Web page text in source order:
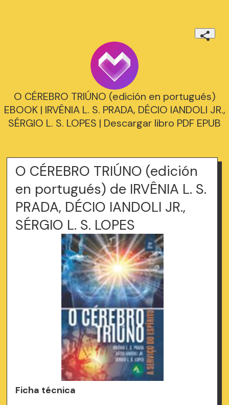
O CÉREBRO TRIÚNO (edición en portugués)
EBOOK | IRVÊNIA L. S. PRADA, DÉCIO IANDOLI JR.,
SÉRGIO L. S. LOPES | Descargar libro PDF EPUB
O CÉREBRO TRIÚNO (edición
en portugués) de IRVÊNIA L. S.
PRADA, DÉCIO IANDOLI JR.,
SÉRGIO L. S. LOPES
Ficha técnica